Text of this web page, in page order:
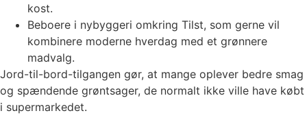
kost.
Beboere i nybyggeri omkring Tilst, som gerne vil
kombinere moderne hverdag med et grønnere
madvalg.
Jord-til-bord-tilgangen gør, at mange oplever bedre smag
og spændende grøntsager, de normalt ikke ville have købt
i supermarkedet.